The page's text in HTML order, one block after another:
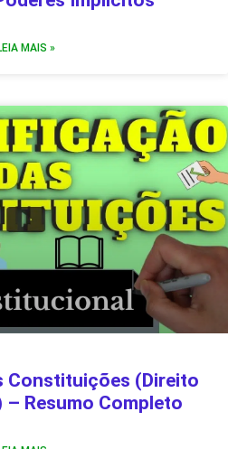
MAIS »
Constituições (Direito
Resumo Completo